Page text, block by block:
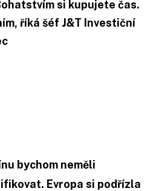
si kupujete čas.
říká šéf J&T Investiční
bychom neměli
Evropa si podřízla